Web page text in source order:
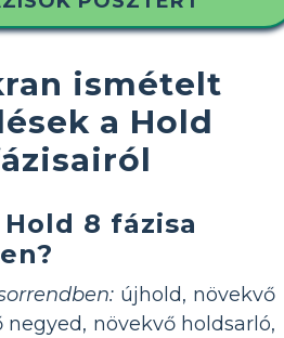
ismételt
a Hold
8 fázisa
újhold, növekvő
negyed, növekvő holdsarló,